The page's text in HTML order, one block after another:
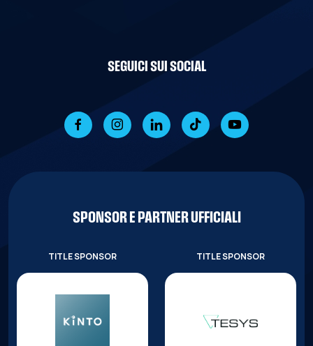
SEGUICI SUI SOCIAL
SPONSOR E PARTNER UFFICIALI
TITLE SPONSOR TITLE SPONSOR